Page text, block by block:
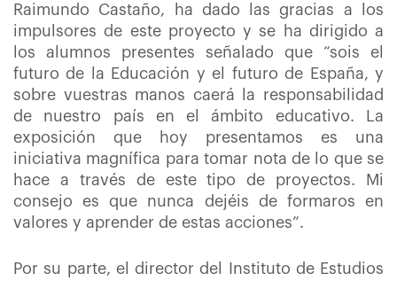
Raimundo Castaño, ha dado las gracias a los
impulsores de este proyecto y se ha dirigido a
los alumnos presentes señalado que “sois el
futuro de la Educación y el futuro de España, y
sobre vuestras manos caerá la responsabilidad
de nuestro país en el ámbito educativo. La
exposición que hoy presentamos es una
iniciativa magnífica para tomar nota de lo que se
hace a través de este tipo de proyectos. Mi
consejo es que nunca dejéis de formaros en
valores y aprender de estas acciones”.
Por su parte, el director del Instituto de Estudios